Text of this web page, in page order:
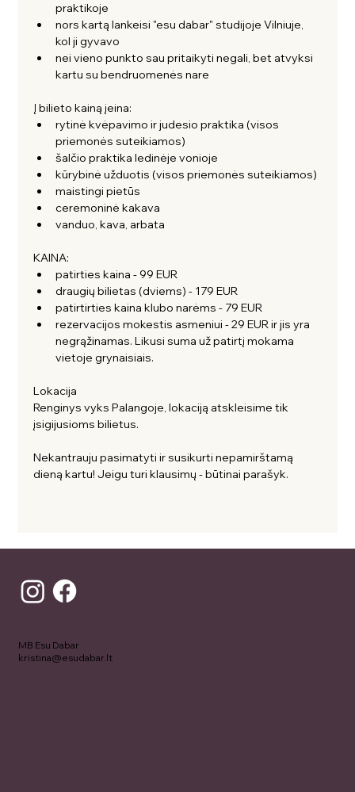
praktikoje
nors kartą lankeisi "esu dabar" studijoje Vilniuje,
kol ji gyvavo
nei vieno punkto sau pritaikyti negali, bet atvyksi
kartu su bendruomenės nare
Į bilieto kainą įeina:
rytinė kvėpavimo ir judesio praktika (visos
priemonės suteikiamos)
šalčio praktika ledinėje vonioje
kūrybinė užduotis (visos priemonės suteikiamos)
maistingi pietūs
ceremoninė kakava
vanduo, kava, arbata
KAINA:
patirties kaina - 99 EUR
draugių bilietas (dviems) - 179 EUR
patirtirties kaina klubo narėms - 79 EUR
rezervacijos mokestis asmeniui - 29 EUR ir jis yra
negrąžinamas. Likusi suma už patirtį mokama
vietoje grynaisiais.
Lokacija
Renginys vyks Palangoje, lokaciją atskleisime tik
įsigijusioms bilietus.
Nekantrauju pasimatyti ir susikurti nepamirštamą
dieną kartu! Jeigu turi klausimų - būtinai parašyk.
MB Esu Dabar
kristina@esudabar.lt